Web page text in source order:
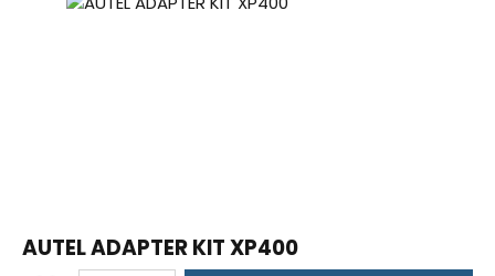
AUTEL ADAPTER KIT XP400